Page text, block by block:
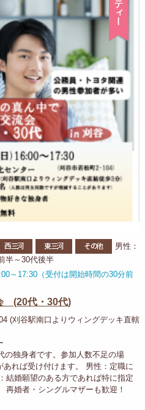
西三河 東三河 その他
男性：
半～30代後半
～17:30（受付は開始時間の30分前
(20代・30代)
(刈谷駅南口よりウィングデッキ直轄
の独身者です。参加人数不足の場
れば受け付けます。 男性：定職に
結婚願望のある方であれば特に指定
婚者・シングルマザーも歓迎！